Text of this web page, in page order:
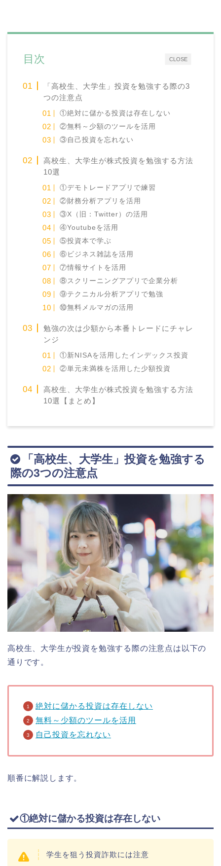
CLOSE
目次
「高校生、大学生」投資を勉強する際の3
つの注意点
①絶対に儲かる投資は存在しない
②無料～少額のツールを活用
③自己投資を忘れない
高校生、大学生が株式投資を勉強する方法
10選
①デモトレードアプリで練習
②財務分析アプリを活用
③X（旧：Twitter）の活用
④Youtubeを活用
⑤投資本で学ぶ
⑥ビジネス雑誌を活用
⑦情報サイトを活用
⑧スクリーニングアプリで企業分析
⑨テクニカル分析アプリで勉強
⑩無料メルマガの活用
勉強の次は少額から本番トレードにチャレ
ンジ
①新NISAを活用したインデックス投資
②単元未満株を活用した少額投資
高校生、大学生が株式投資を勉強する方法
10選【まとめ】
「高校生、大学生」投資を勉強する
際の3つの注意点
高校生、大学生が投資を勉強する際の注意点は以下の
通りです。
絶対に儲かる投資は存在しない
無料～少額のツールを活用
自己投資を忘れない
順番に解説します。
①絶対に儲かる投資は存在しない
学生を狙う投資詐欺には注意